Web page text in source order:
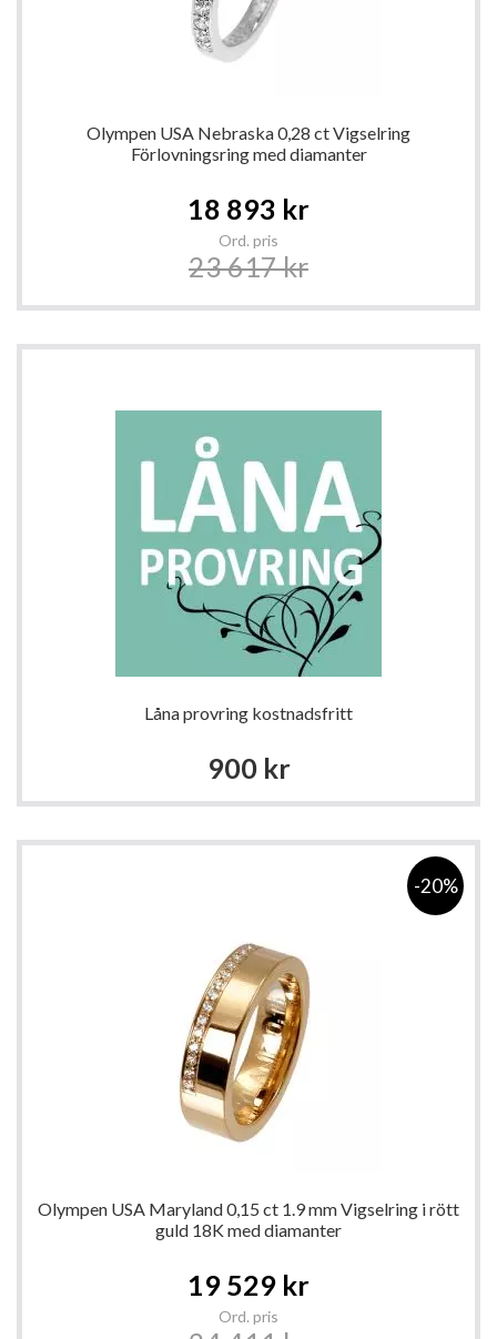
Olympen USA Nebraska 0,28 ct Vigselring
Förlovningsring med diamanter
18 893 kr
Ord. pris
23 617 kr
Låna provring kostnadsfritt
900 kr
-20%
Olympen USA Maryland 0,15 ct 1.9 mm Vigselring i rött
guld 18K med diamanter
19 529 kr
Ord. pris